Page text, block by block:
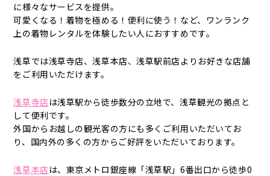
に様々なサービスを提供。
可愛くなる！着物を極める！便利に使う！など、ワンランク
上の着物レンタルを体験したい人におすすめです。
浅草では浅草寺店、浅草本店、浅草駅前店よりお好きな店舗
をご利用いただけます。
浅草寺店は浅草駅から徒歩数分の立地で、浅草観光の拠点と
して便利です。
外国からお越しの観光客の方にも多くご利用いただいてお
り、国内外の多くの方からご好評をいただいております。
浅草本店は、東京メトロ銀座線「浅草駅」6番出口から徒歩0